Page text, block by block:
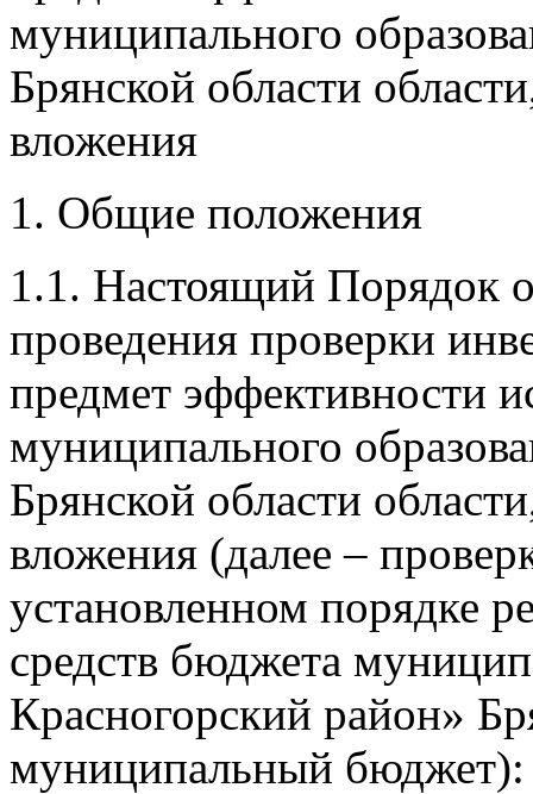
муниципального
Брянской области
вложения
1. Общие положения
1.1. Настоящий Порядок
проведения проверки
предмет эффективности
муниципального
Брянской области
вложения (далее –
установленном порядке
средств бюджета
Красногорский район»
муниципальный бюджет):